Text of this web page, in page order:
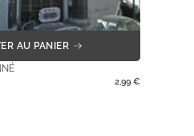
AU PANIER
2,99 €